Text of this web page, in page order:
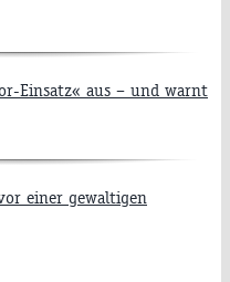
Einsatz« aus – und warnt
einer gewaltigen